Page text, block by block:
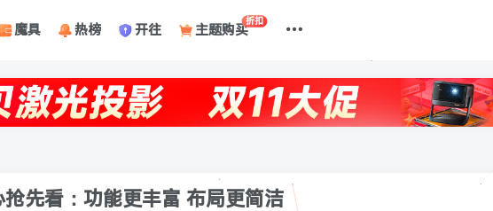
魔具 热榜 开往 主题购买
折扣
先看：功能更丰富 布局更简洁